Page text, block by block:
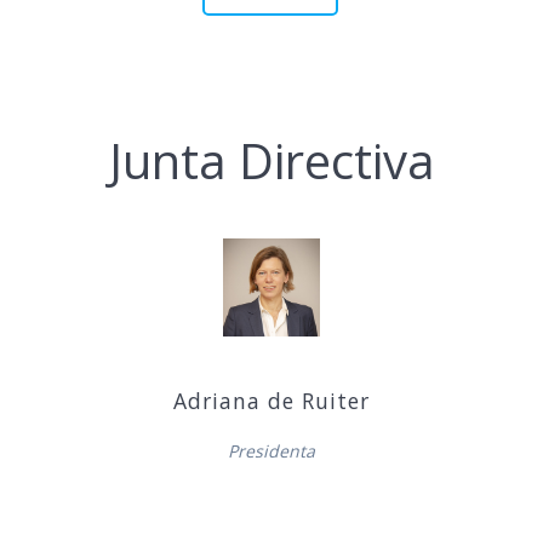
Junta Directiva
Adriana de Ruiter
Presidenta